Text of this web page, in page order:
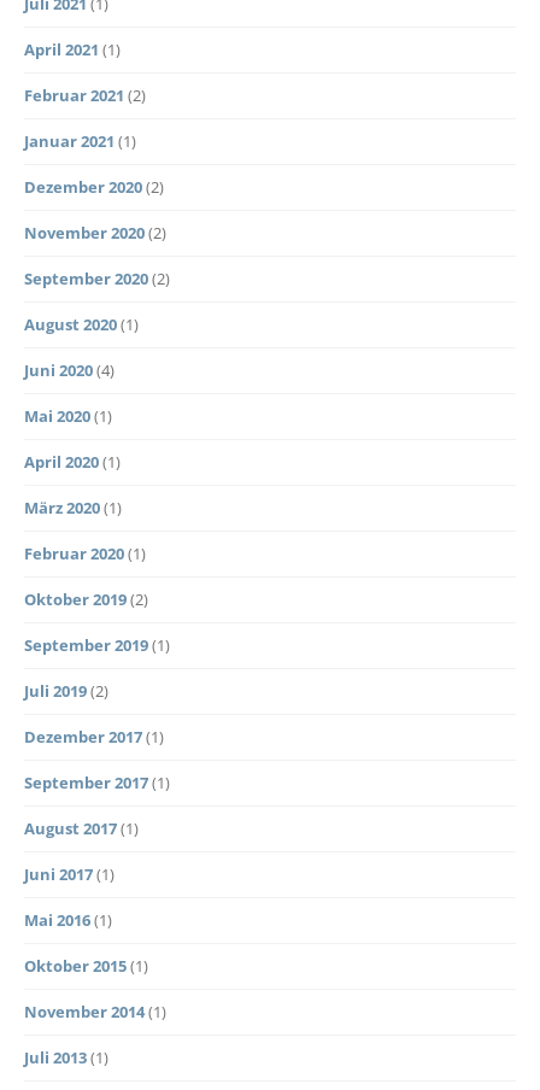
April 2021 (1)
Februar 2021 (2)
Januar 2021 (1)
Dezember 2020(2)
November 2020(2)
September 2020(2)
August 2020(1)
Juni 2020(4)
Mai 2020(1)
April 2020(1)
März 2020(1)
Februar 2020(1)
Oktober 2019(2)
September 2019(1)
Juli 2019(2)
Dezember 2017(1)
September 2017(1)
August 2017(1)
Juni 2017(1)
Mai 2016(1)
Oktober 2015(1)
November 2014(1)
Juli 2013(1)